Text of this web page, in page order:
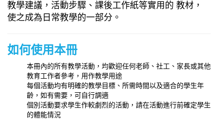
教學建議，活動步驟、課後工作紙等實用的 教材，
使之成為日常教學的一部分。
如何使用本冊
本冊內的所有教學活動，均歡迎任何老師、社工、家長或其他
教育工作者參考，用作教學用途
每個活動均有明確的教學目標、所需時間以及適合的學生年
齡，如有需要，可自行調適
個別活動要求學生作較劇烈的活動，請在活動進行前確定學生
的體能情況